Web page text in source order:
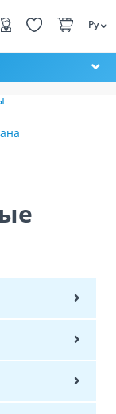
Ру